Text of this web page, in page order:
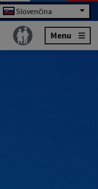
Slovenčina
Menu